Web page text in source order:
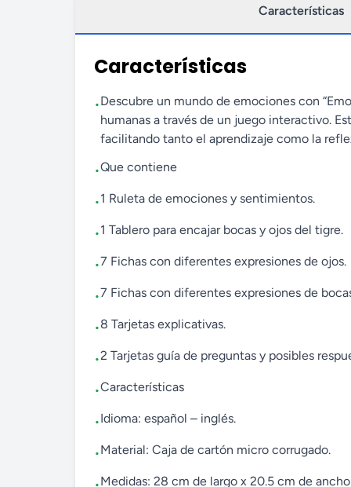
Características
Características
•Descubre un mundo de emociones con
humanas a través de un juego interactivo.
facilitando tanto el aprendizaje como la
•Que contiene
•1 Ruleta de emociones y sentimientos.
•1 Tablero para encajar bocas y ojos del tigre.
•7 Fichas con diferentes expresiones de ojos.
•7 Fichas con diferentes expresiones de
•8 Tarjetas explicativas.
•2 Tarjetas guía de preguntas y posibles
•Características
•Idioma: español – inglés.
•Material: Caja de cartón micro corrugado.
Medidas: 28 cm de largo x 20.5 cm de